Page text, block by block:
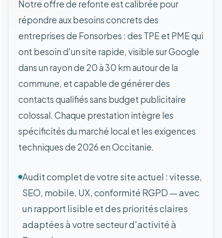
Notre offre de refonte est calibrée pour
répondre aux besoins concrets des
entreprises de Fonsorbes : des TPE et PME qui
ont besoin d'un site rapide, visible sur Google
dans un rayon de 20 à 30 km autour de la
commune, et capable de générer des
contacts qualifiés sans budget publicitaire
colossal. Chaque prestation intègre les
spécificités du marché local et les exigences
techniques de 2026 en Occitanie.
Audit complet de votre site actuel : vitesse,
SEO, mobile, UX, conformité RGPD — avec
un rapport lisible et des priorités claires
adaptées à votre secteur d'activité à